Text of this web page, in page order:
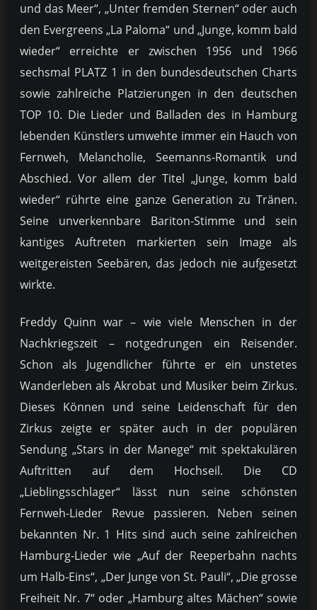
und das Meer“, „Unter fremden Sternen“ oder auch
den Evergreens „La Paloma“ und „Junge, komm bald
wieder“ erreichte er zwischen 1956 und 1966
sechsmal PLATZ 1 in den bundesdeutschen Charts
sowie zahlreiche Platzierungen in den deutschen
TOP 10. Die Lieder und Balladen des in Hamburg
lebenden Künstlers umwehte immer ein Hauch von
Fernweh, Melancholie, Seemanns-Romantik und
Abschied. Vor allem der Titel „Junge, komm bald
wieder“ rührte eine ganze Generation zu Tränen.
Seine unverkennbare Bariton-Stimme und sein
kantiges Auftreten markierten sein Image als
weitgereisten Seebären, das jedoch nie aufgesetzt
wirkte.
Freddy Quinn war – wie viele Menschen in der
Nachkriegszeit – notgedrungen ein Reisender.
Schon als Jugendlicher führte er ein unstetes
Wanderleben als Akrobat und Musiker beim Zirkus.
Dieses Können und seine Leidenschaft für den
Zirkus zeigte er später auch in der populären
Sendung „Stars in der Manege“ mit spektakulären
Auftritten auf dem Hochseil. Die CD
„Lieblingsschlager“ lässt nun seine schönsten
Fernweh-Lieder Revue passieren. Neben seinen
bekannten Nr. 1 Hits sind auch seine zahlreichen
Hamburg-Lieder wie „Auf der Reeperbahn nachts
um Halb-Eins“, „Der Junge von St. Pauli“, „Die grosse
Freiheit Nr. 7“ oder „Hamburg altes Mächen“ sowie